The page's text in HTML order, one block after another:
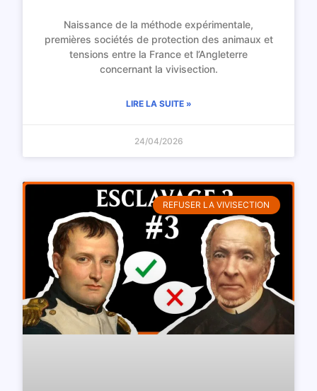
Naissance de la méthode expérimentale,
premières sociétés de protection des animaux et
tensions entre la France et l’Angleterre
concernant la vivisection.
LIRE LA SUITE »
24/04/2026
REFUSER LA VIVISECTION